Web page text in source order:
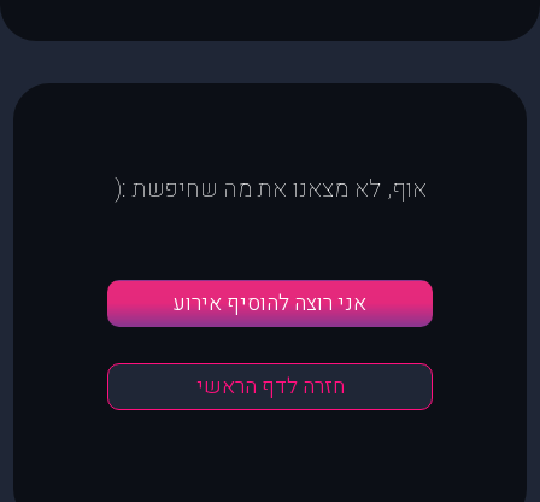
אוף, לא מצאנו את מה שחיפשת :(
אני רוצה להוסיף אירוע
חזרה לדף הראשי